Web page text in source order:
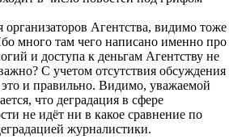
организаторов Агентства, видимо тоже
много там чего написано именно про
и доступа к деньгам Агентству не
С учетом отсутствия обсуждения
и правильно. Видимо, уважаемой
что деградация в сфере
не идёт ни в какое сравнение по
журналистики.